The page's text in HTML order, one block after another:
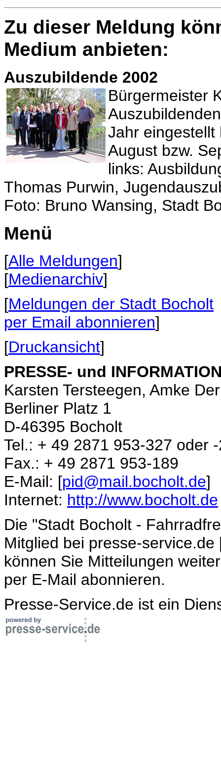
Zu dieser Meldung
Medium anbieten:
Auszubildende 2002
Bürgermeister
Jahr eingestellt
August bzw.
links:
Thomas Purwin,
Foto: Bruno Wansing, Stadt
Menü
[Alle Meldungen]
[Medienarchiv]
[Meldungen der Stadt Bocholt
per Email abonnieren]
[Druckansicht]
PRESSE- und
Karsten Tersteegen, Amke
Berliner Platz 1
D-46395 Bocholt
Tel.: + 49 2871 953-327 oder
Fax.: + 49 2871 953-189
E-Mail: [pid@mail.bocholt.de]
Internet: http://www.bocholt.de
Die "Stadt Bocholt -
Mitglied bei presse-service.de
können Sie Mitteilungen
per E-Mail abonnieren.
Presse-Service.de ist ein